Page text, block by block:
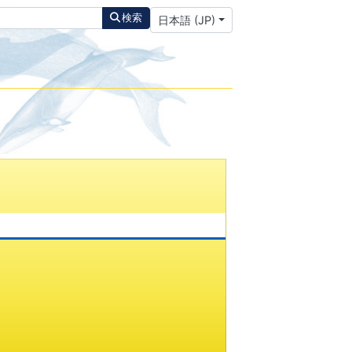
検索 あなたが使う言語を選んでください
日本語 (JP)